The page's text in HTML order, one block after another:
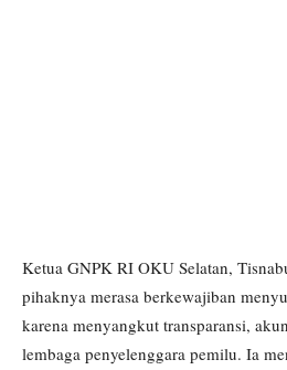
Ketua GNPK RI OKU Selatan,
pihaknya merasa berkewajiban
karena menyangkut transparansi,
lembaga penyelenggara pemilu. Ia